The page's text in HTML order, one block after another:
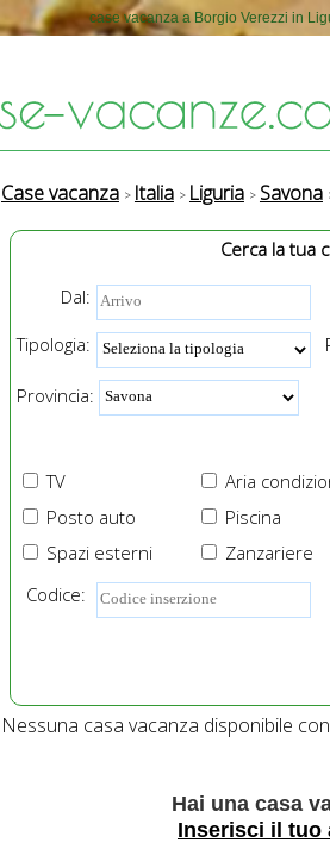
case vacanza a Borgio Verezzi in
Case vacanza Italia Liguria Savona
Cerca la tua
Dal:
Tipologia:
Provincia:
TV Aria
Posto auto
Piscina
Spazi esterni
Zanzariere
Codice:
Nessuna casa vacanza disponibile
Hai una casa
Inserisci il tuo